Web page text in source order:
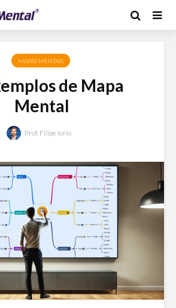
MAPAS MENTAIS
de Mapa
Mental
Prof. Filipe Iorio